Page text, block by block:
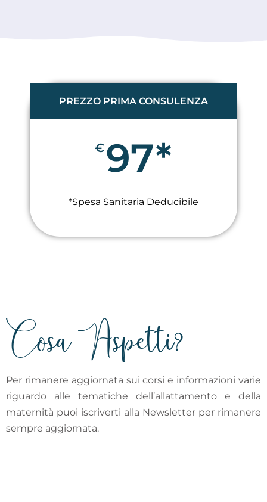
PREZZO PRIMA CONSULENZA
€97*
*Spesa Sanitaria Deducibile
Cosa Aspetti?
Per rimanere aggiornata sui corsi e informazioni varie
riguardo alle tematiche dell’allattamento e della
maternità puoi iscriverti alla Newsletter per rimanere
sempre aggiornata.